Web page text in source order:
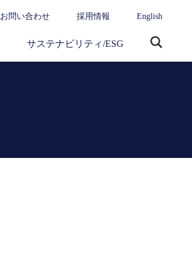
お問い合わせ 採用情報 English
サステナビリティ/ESG